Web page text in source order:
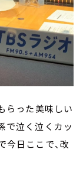
らった美味しい
で泣く泣くカッ
今日ここで、改